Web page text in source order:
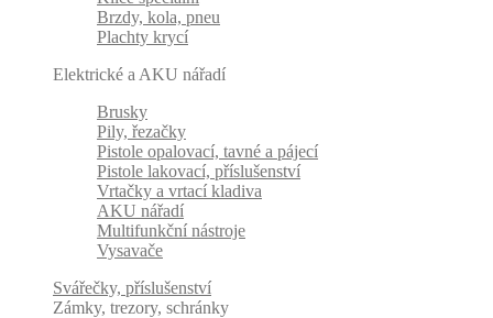
Brzdy, kola, pneu
Plachty krycí
Elektrické a AKU nářadí
Brusky
Pily, řezačky
Pistole opalovací, tavné a pájecí
Pistole lakovací, příslušenství
Vrtačky a vrtací kladiva
AKU nářadí
Multifunkční nástroje
Vysavače
Svářečky, příslušenství
Zámky, trezory, schránky